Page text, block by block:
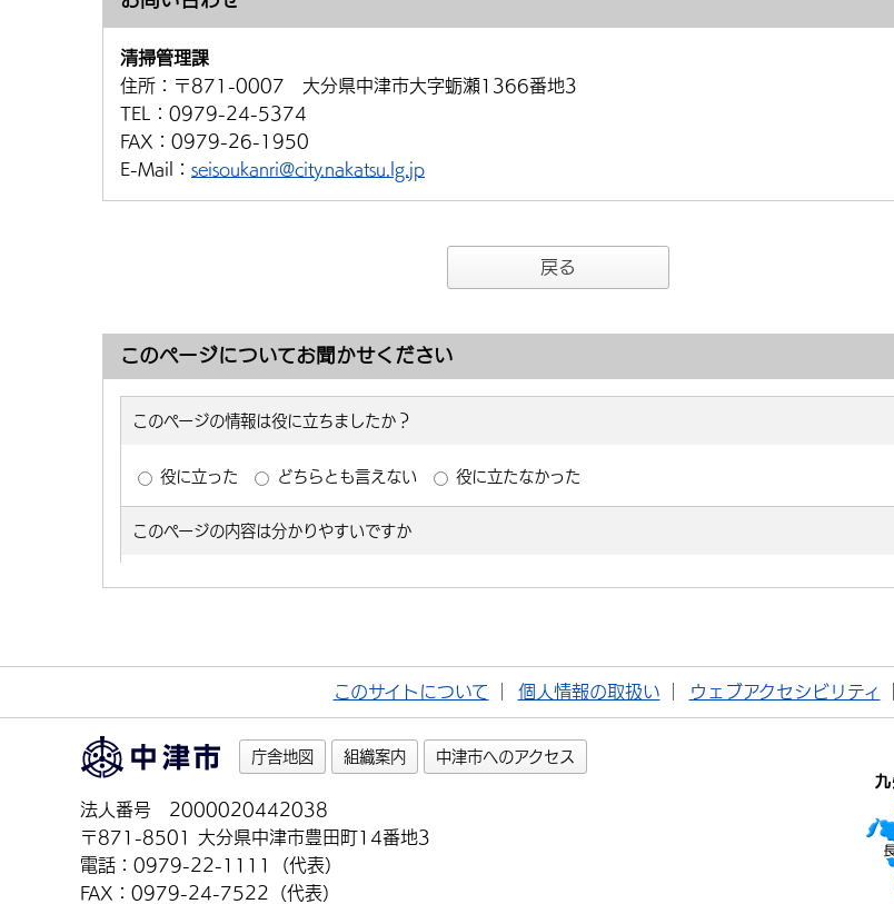
清掃管理課
住所： 〒871-0007 大分県中津市大字蛎瀬1366番地3
TEL： 0979-24-5374
FAX： 0979-26-1950
E-Mail： seisoukanri@city.nakatsu.lg.jp
戻る
このページについてお聞かせください
このサイトについて 個人情報の取扱い ウェブアクセシビリティ
庁舎地図 組織案内 中津市へのアクセス
法人番号 2000020442038
〒871-8501 大分県中津市豊田町14番地3
電話：0979-22-1111（代表）
FAX：0979-24-7522（代表）